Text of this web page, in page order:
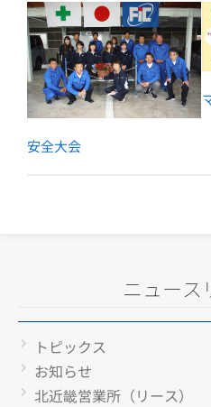
安全大会
ニュース
トピックス
お知らせ
北近畿営業所（リース）